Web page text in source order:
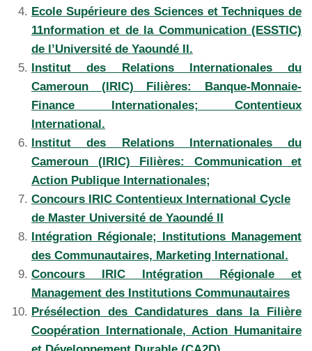
Ecole Supérieure des Sciences et Techniques de
11nformation et de la Communication (ESSTIC)
de l’Université de Yaoundé II.
Institut des Relations Internationales du
Cameroun (IRIC) Filières: Banque-Monnaie-
Finance Internationales; Contentieux
International.
Institut des Relations Internationales du
Cameroun (IRIC) Filières: Communication et
Action Publique Internationales;
Concours IRIC Contentieux International Cycle
de Master Université de Yaoundé II
Intégration Régionale; Institutions Management
des Communautaires, Marketing International.
Concours IRIC Intégration Régionale et
Management des Institutions Communautaires
Présélection des Candidatures dans la Filière
Coopération Internationale, Action Humanitaire